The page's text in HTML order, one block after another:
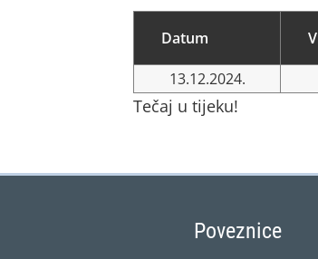
Datum
13.12.2024.
Tečaj u tijeku!
Poveznice